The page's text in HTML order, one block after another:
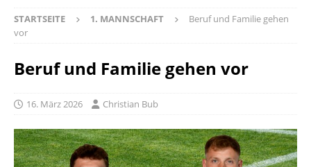
STARTSEITE 1. MANNSCHAFT
Beruf und Familie gehen
vor
Beruf und Familie gehen vor
16. März 2026 Christian Bub